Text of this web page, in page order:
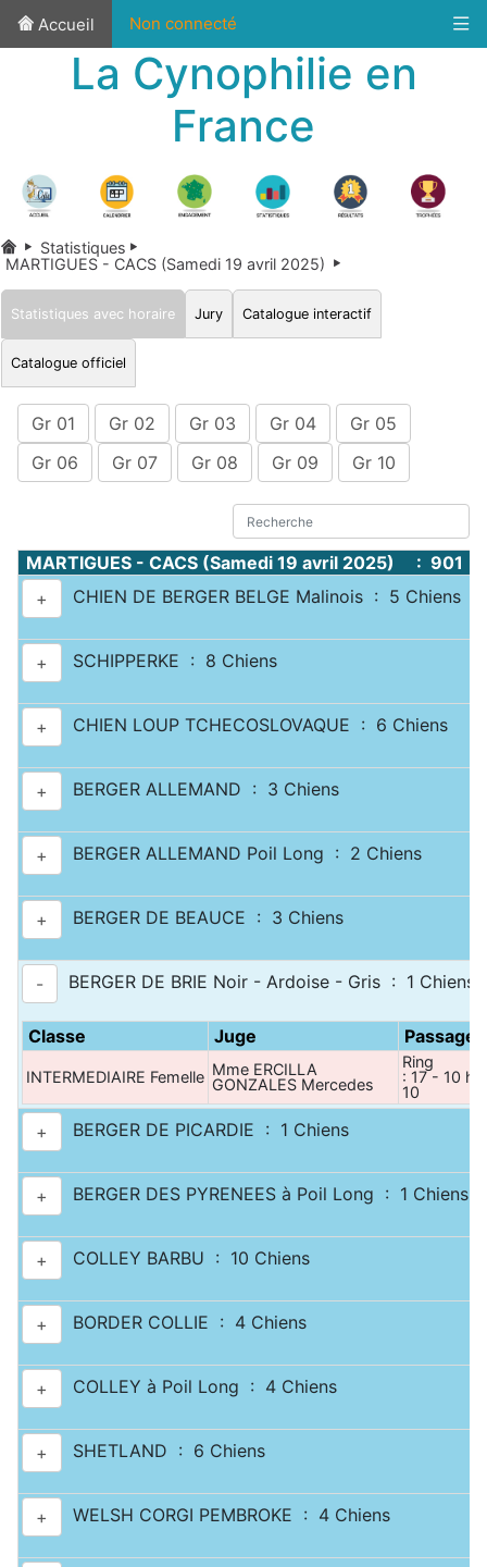
Accueil Non connecté
La Cynophilie en
France
Statistiques
MARTIGUES - CACS (Samedi 19 avril 2025)
Statistiques avec horaire Jury Catalogue interactif
Catalogue officiel
Gr 01 Gr 02 Gr 03 Gr 04
Gr 05
Gr 06
Gr 07 Gr 08 Gr 09 Gr 10
MARTIGUES - CACS (Samedi 19 avril 2025) : 901
+
CHIEN DE BERGER BELGE Malinois : 5 Chiens
+ SCHIPPERKE : 8 Chiens
+ CHIEN LOUP TCHECOSLOVAQUE : 6 Chiens
+ BERGER ALLEMAND : 3 Chiens
+ BERGER ALLEMAND Poil Long : 2 Chiens
+ BERGER DE BEAUCE : 3 Chiens
- BERGER DE BRIE Noir - Ardoise - Gris : 1 Chiens
Classe Juge Passage
INTERMEDIAIRE Femelle Mme ERCILLA
GONZALES Mercedes
Ring
: 17 - 10 h
10
+ BERGER DE PICARDIE : 1 Chiens
+ BERGER DES PYRENEES à Poil Long : 1 Chiens
+ COLLEY BARBU : 10 Chiens
+ BORDER COLLIE : 4 Chiens
+ COLLEY à Poil Long : 4 Chiens
+ SHETLAND : 6 Chiens
+ WELSH CORGI PEMBROKE : 4 Chiens